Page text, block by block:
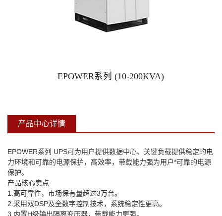
铅酸免维护蓄电池EPOWER系列 (10-200KVA)
产品中心详情
EPOWER系列 UPS可为用户提供数据中心、关键负载提供稳定的电
力环境和可靠的电源保护，高效率，带载能力强为用户*可靠的电源
保护。
产品核心卖点
1. 高可靠性，市场保有量超过3万台。
2. 采用双DSP及全数字控制技术，系统稳定性更高。
3. 内置H级输出隔离变压器，带载能力更强。